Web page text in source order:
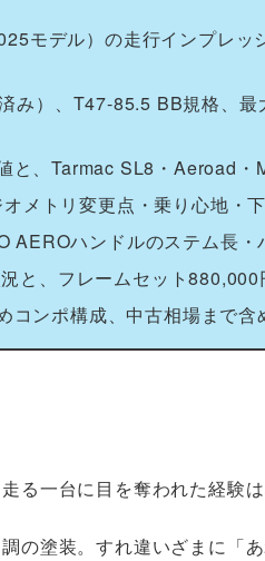
モデル）の走行インプレッ
み）、T47-85.5 BB規格、
と、Tarmac SL8・Aeroad・
メトリ変更点・乗り心地・
AEROハンドルのステム長
と、フレームセット880,000
コンポ構成、中古相場まで含
る一台に目を奪われた経験は
の塗装。すれ違いざまに「